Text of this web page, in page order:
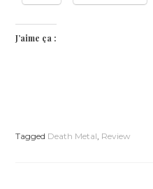
J’aime ça :
Tagged Death Metal Review